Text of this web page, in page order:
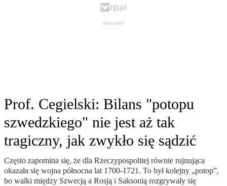
Prof. Cegielski: Bilans "potopu
szwedzkiego" nie jest aż tak
tragiczny, jak zwykło się sądzić
Często zapomina się, że dla Rzeczypospolitej równie rujnująca
okazała się wojna północna lat 1700-1721. To był kolejny „potop”,
bo walki między Szwecją a Rosją i Saksonią rozgrywały się